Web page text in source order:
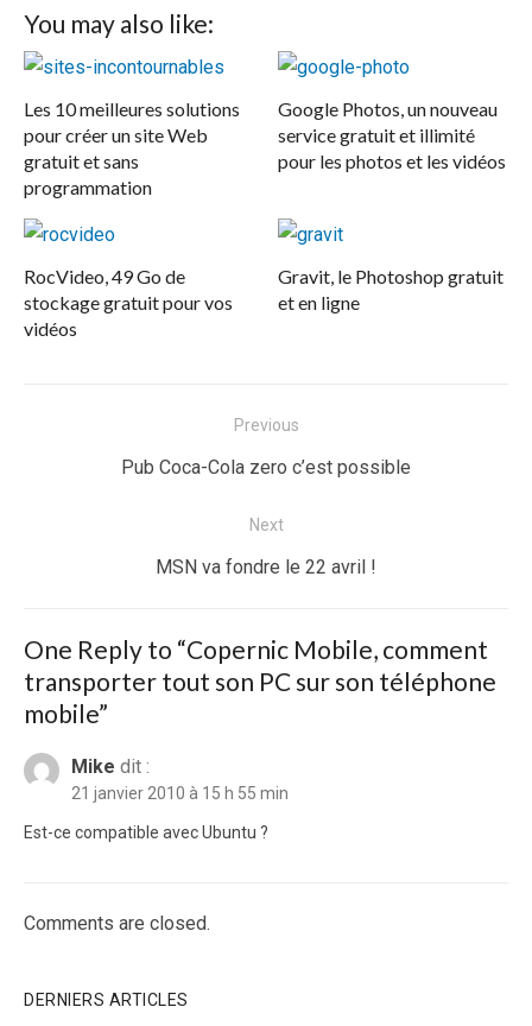
You may also like:
Les 10 meilleures solutions
pour créer un site Web
gratuit et sans
programmation
Google Photos, un nouveau
service gratuit et illimité
pour les photos et les vidéos
RocVideo, 49 Go de
stockage gratuit pour vos
vidéos
Gravit, le Photoshop gratuit
et en ligne
Previous
Previous
Pub Coca-Cola zero c’est possible
Next
Next
MSN va fondre le 22 avril !
One Reply to “Copernic Mobile, comment
transporter tout son PC sur son téléphone
mobile”
Mike dit :
21 janvier 2010 à 15 h 55 min
Est-ce compatible avec Ubuntu ?
Comments are closed.
DERNIERS ARTICLES